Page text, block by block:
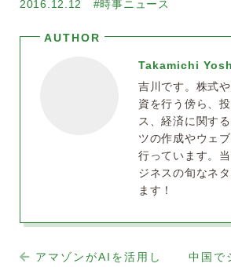
2016.12.12 #時事ニュース
Takamichi
吉川です。株式
資を行う傍ら、
ス、経済に関す
ツの作成やウェ
行っています。
ジネスの旬なネ
ます！
アマゾンがAIを活用し
中国で